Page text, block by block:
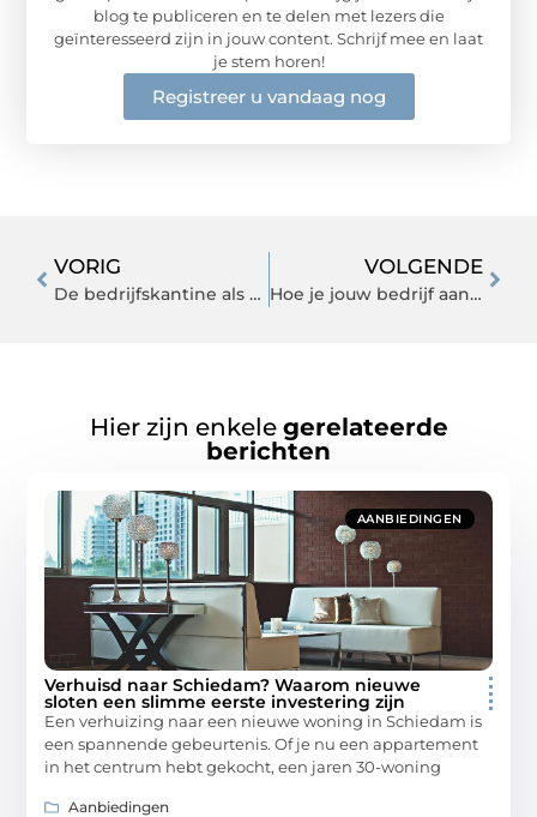
blog te publiceren en te delen met lezers die
geïnteresseerd zijn in jouw content. Schrijf mee en laat
je stem horen!
Registreer u vandaag nog
VORIG
De bedrijfskantine als visitekaartje: Hoe de inrichting bijdraagt aan
VOLGENDE
Hoe je jouw bedrijf aankleedt voor een succesvolle beurs
Hier zijn enkele gerelateerde
berichten
AANBIEDINGEN
Verhuisd naar Schiedam? Waarom nieuwe
sloten een slimme eerste investering zijn
Een verhuizing naar een nieuwe woning in Schiedam is
een spannende gebeurtenis. Of je nu een appartement
in het centrum hebt gekocht, een jaren 30-woning
Aanbiedingen